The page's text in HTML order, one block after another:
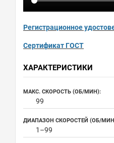
Регистрационное
Сертификат ГОСТ
ХАРАКТЕРИСТИКИ
МАКС. СКОРОСТЬ (ОБ/МИН):
99
ДИАПАЗОН СКОРОСТЕЙ (ОБ/
1–99